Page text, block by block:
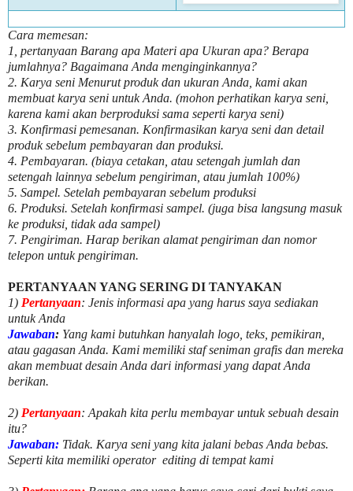
Cara memesan:
1, pertanyaan Barang apa Materi apa Ukuran apa? Berapa
jumlahnya? Bagaimana Anda menginginkannya?
2. Karya seni Menurut produk dan ukuran Anda, kami akan
membuat karya seni untuk Anda. (mohon perhatikan karya seni,
karena kami akan berproduksi sama seperti karya seni)
3. Konfirmasi pemesanan. Konfirmasikan karya seni dan detail
produk sebelum pembayaran dan produksi.
4. Pembayaran. (biaya cetakan, atau setengah jumlah dan
setengah lainnya sebelum pengiriman, atau jumlah 100%)
5. Sampel. Setelah pembayaran sebelum produksi
6. Produksi. Setelah konfirmasi sampel. (juga bisa langsung masuk
ke produksi, tidak ada sampel)
7. Pengiriman. Harap berikan alamat pengiriman dan nomor
telepon untuk pengiriman.
PERTANYAAN YANG SERING DI TANYAKAN
1) Pertanyaan: Jenis informasi apa yang harus saya sediakan
untuk Anda
Jawaban: Yang kami butuhkan hanyalah logo, teks, pemikiran,
atau gagasan Anda. Kami memiliki staf seniman grafis dan mereka
akan membuat desain Anda dari informasi yang dapat Anda
berikan.
2) Pertanyaan: Apakah kita perlu membayar untuksebuah desain
itu?
Jawaban: Tidak. Karya seni yang kita jalani bebas Anda bebas.
Seperti kita memiliki operator editing di tempat kami